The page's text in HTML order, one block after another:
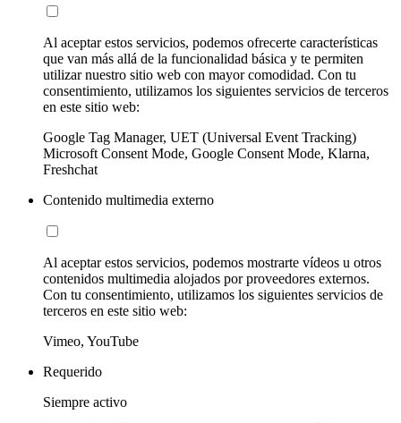
Al aceptar estos servicios, podemos ofrecerte características
que van más allá de la funcionalidad básica y te permiten
utilizar nuestro sitio web con mayor comodidad. Con tu
consentimiento, utilizamos los siguientes servicios de terceros
en este sitio web:
Google Tag Manager, UET (Universal Event Tracking)
Microsoft Consent Mode, Google Consent Mode, Klarna,
Freshchat
Contenido multimedia externo
Al aceptar estos servicios, podemos mostrarte vídeos u otros
contenidos multimedia alojados por proveedores externos.
Con tu consentimiento, utilizamos los siguientes servicios de
terceros en este sitio web:
Vimeo, YouTube
Requerido
Siempre activo